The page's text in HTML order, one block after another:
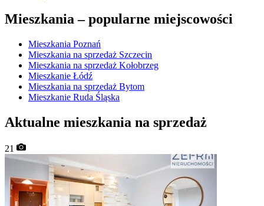
Mieszkania –popularne miejscowości
Mieszkania Poznań
Mieszkania na sprzedaż Szczecin
Mieszkania na sprzedaż Kołobrzeg
Mieszkanie Łódź
Mieszkania na sprzedaż Bytom
Mieszkanie Ruda Śląska
Aktualne mieszkania na sprzedaż
21